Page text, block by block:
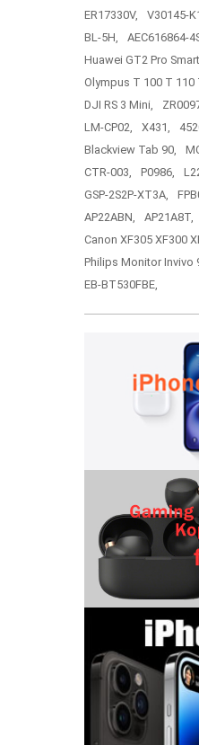
ER17330V,
V30145-
BL-5H,
AEC616864-
Huawei GT2 Pro
Olympus T 100 T 110
DJI RS 3 Mini,
LM-CP02,
X431,
Blackview Tab 90,
CTR-003,
P0986,
GSP-2S2P-XT3A,
AP22ABN,
AP21A8T,
Canon XF305 XF300
Philips Monitor Invivo
EB-BT530FBE,